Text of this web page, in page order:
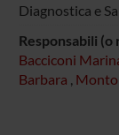
Diagnostica e
Responsabili
Bacciconi
Barbara ,